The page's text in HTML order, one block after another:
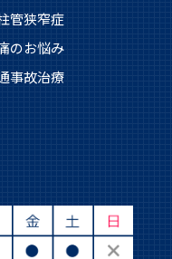
管狭窄症
のお悩み
事故治療